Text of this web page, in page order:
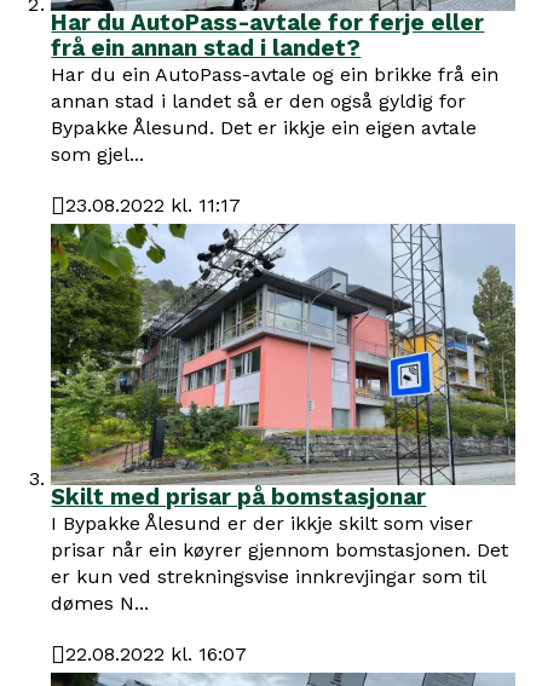
Har du AutoPass-avtale for ferje eller
frå ein annan stad i landet?
Har du ein AutoPass-avtale og ein brikke frå ein
annan stad i landet så er den også gyldig for
Bypakke Ålesund. Det er ikkje ein eigen avtale
som gjel...
Publisert
23.08.2022 kl. 11:17
Skilt med prisar på bomstasjonar
I Bypakke Ålesund er der ikkje skilt som viser
prisar når ein køyrer gjennom bomstasjonen. Det
er kun ved strekningsvise innkrevjingar som til
dømes N...
Publisert
22.08.2022 kl. 16:07